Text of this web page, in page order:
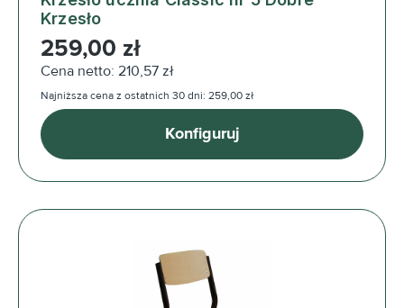
Krzesło
Cena regularna:
259,00 zł
Cena netto: 210,57 zł
Najniższa cena z ostatnich 30 dni: 259,00 zł
Konfiguruj